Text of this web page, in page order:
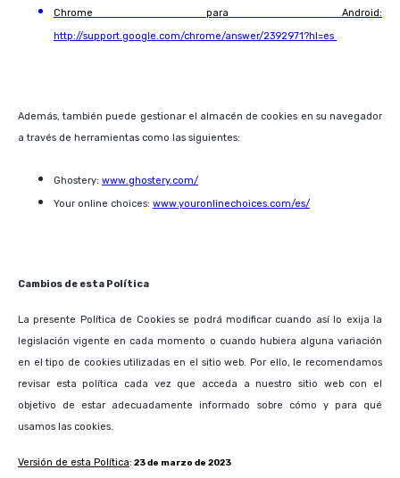
Chrome para Android:
http://support.google.com/chrome/answer/2392971?hl=es
Además, también puede gestionar el almacén de cookies en su navegador
a través de herramientas como las siguientes:
Ghostery: www.ghostery.com/
Your online choices: www.youronlinechoices.com/es/
Cambios de esta Política
La presente Política de Cookies se podrá modificar cuando así lo exija la
legislación vigente en cada momento o cuando hubiera alguna variación
en el tipo de cookies utilizadas en el sitio web. Por ello, le recomendamos
revisar esta política cada vez que acceda a nuestro sitio web con el
objetivo de estar adecuadamente informado sobre cómo y para qué
usamos las cookies.
Versión de esta Política: 23 de marzo de 2023